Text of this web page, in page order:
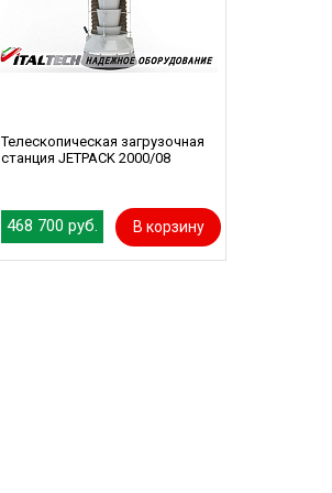
Телескопическая загрузочная
станция JETPACK 2000/08
468 700 руб. В корзину